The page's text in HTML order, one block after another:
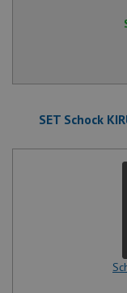
SET Schock